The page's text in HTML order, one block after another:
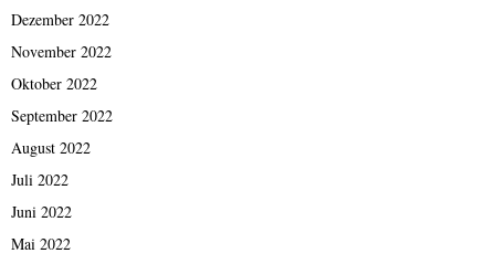
Dezember 2022
November 2022
Oktober 2022
September 2022
August 2022
Juli 2022
Juni 2022
Mai 2022